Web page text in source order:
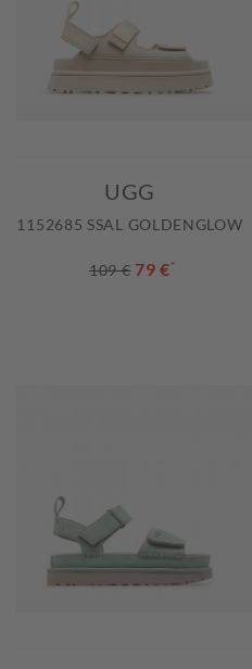
UGG
1152685 SSAL GOLDENGLOW
109 € 79 €*